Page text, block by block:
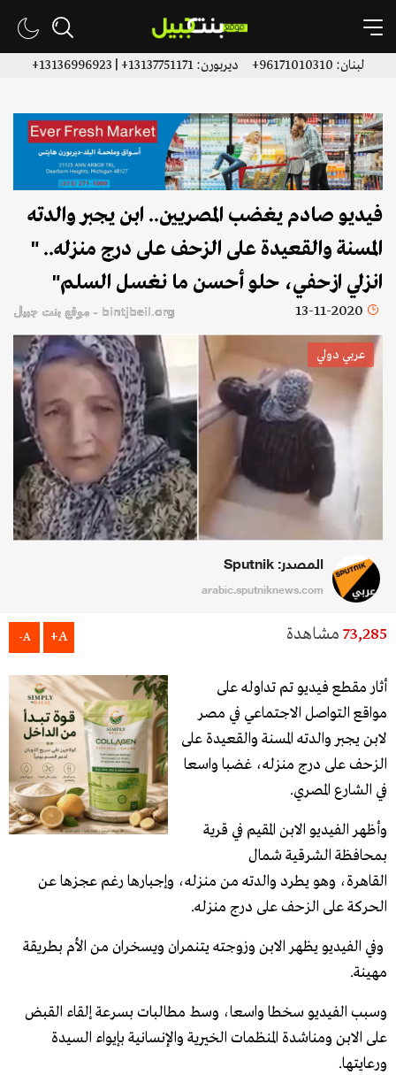
لبنان: 96171010310+ ديربورن: 13137751171+ | 13136996923+
فيديو صادم يغضب المصريين.. ابن يجبر والدته
المسنة والقعيدة على الزحف على درج منزله.. "
انزلي ازحفي، حلو أحسن ما نغسل السلم"
13-11-2020 bintjbeil.org - موقع بنت جبيل
عربي دولي
المصدر: Sputnik
arabic.sputniknews.com
73,285 مشاهدة A+
A-
أثار مقطع فيديو تم تداوله على
مواقع التواصل الاجتماعي في مصر
لابن يجبر والدته المسنة والقعيدة على
الزحف على درج منزله، غضبا واسعا
في الشارع المصري.
وأظهر الفيديو الابن المقيم في قرية
بمحافظة الشرقية شمال
القاهرة، وهو يطرد والدته من منزله، وإجبارها رغم عجزها عن
الحركة على الزحف على درج منزله.
وفي الفيديو يظهر الابن وزوجته يتنمران ويسخران من الأم بطريقة
مهينة.
وسبب الفيديو سخطا واسعا، وسط مطالبات بسرعة إلقاء القبض
على الابن ومناشدة المنظمات الخيرية والإنسانية بإيواء السيدة
ورعايتها.